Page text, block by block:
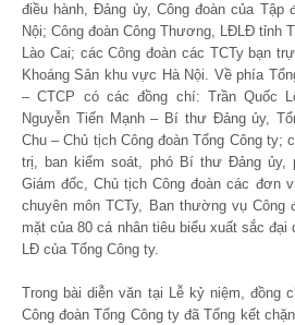
điều hành, Đảng ủy, Công đoàn của Tập
Nội; Công đoàn Công Thương, LĐLĐ tỉnh
Lào Cai; các Công đoàn các TCTy bạn
Khoáng Sản khu vực Hà Nội. Về phía
– CTCP có các đồng chí: Trần Quốc
Nguyễn Tiến Mạnh – Bí thư Đảng ủy,
Chu – Chủ tịch Công đoàn Tổng Công ty;
trị, ban kiểm soát, phó Bí thư Đảng ủy,
Giám đốc, Chủ tịch Công đoàn các đơn
chuyên môn TCTy, Ban thường vụ Công
mặt của 80 cá nhân tiêu biểu xuất sắc đại
LĐ của Tổng Công ty.
Trong bài diễn văn tại Lễ kỷ niệm, đồng
Công đoàn Tổng Công ty đã Tổng kết